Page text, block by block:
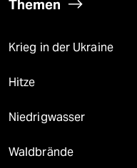
Themen
Krieg in der Ukraine
Hitze
Niedrigwasser
Waldbrände